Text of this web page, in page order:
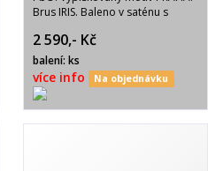
Brus IRIS. Baleno v saténu s
2 590,- Kč
balení: ks
více info Na objednávku